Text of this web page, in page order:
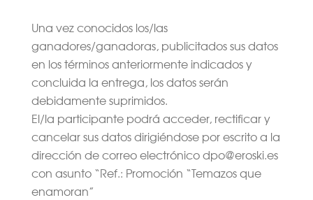
Una vez conocidos los/las
ganadores/ganadoras, publicitados sus datos
en los términos anteriormente indicados y
concluida la entrega, los datos serán
debidamente suprimidos.
El/la participante podrá acceder, rectificar y
cancelar sus datos dirigiéndose por escrito a la
dirección de correo electrónico dpo@eroski.es
con asunto “Ref.: Promoción “Temazos que
enamoran”